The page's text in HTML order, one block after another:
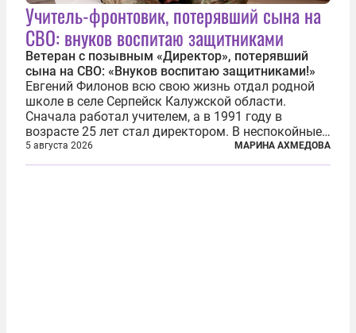
Учитель-фронтовик, потерявший сына на
СВО: внуков воспитаю защитниками
Ветеран с позывным «Директор», потерявший
сына на СВО: «Внуков воспитаю защитниками!»
Евгений Филонов всю свою жизнь отдал родной
школе в селе Серпейск Калужской области.
Сначала работал учителем, а в 1991 году в
возрасте 25 лет стал директором. В неспокойные
90-е он сумел спасти школу от закрытия и со
временем сделал ее лучшей в районе. В 2023 году
5 августа 2026 МАРИНА АХМЕДОВА